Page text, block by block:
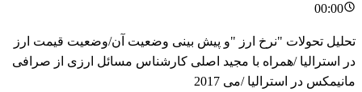
00:00
تحلیل تحولات "نرخ ارز "و پیش بینی وضعیت آن/وضعیت قیمت ارز
در استرالیا /همراه با مجید اصلی کارشناس مسائل ارزی از صرافی
مانیمکس در استرالیا /می 2017